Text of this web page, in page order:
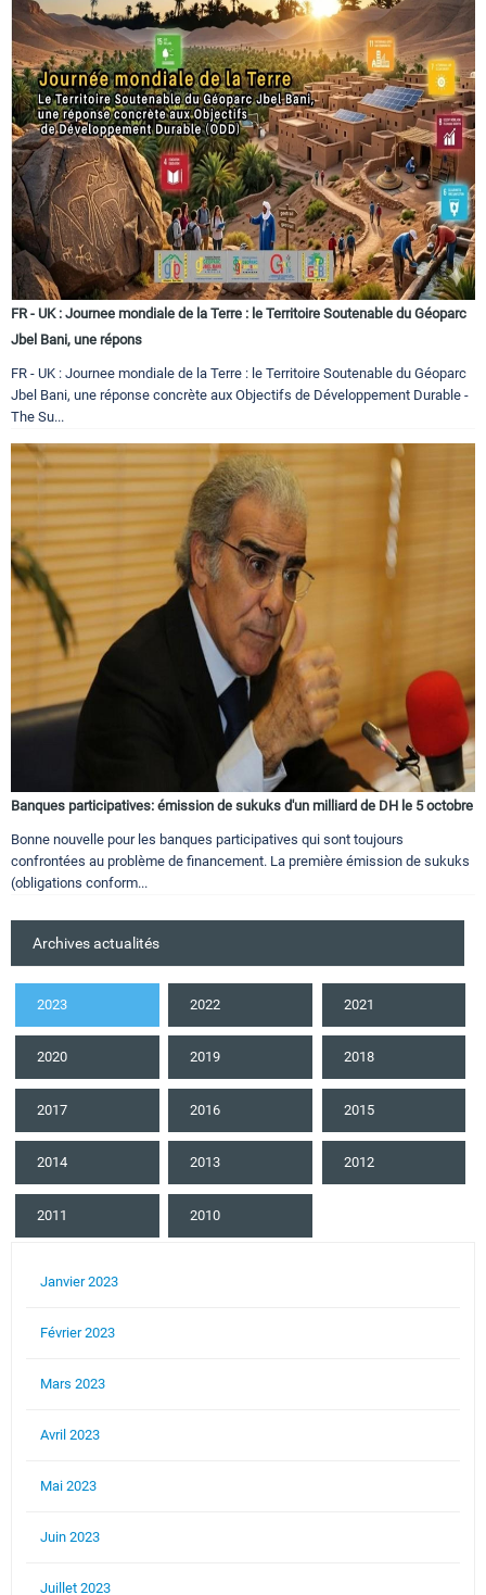
FR - UK : Journee mondiale de la Terre : le Territoire Soutenable du Géoparc
Jbel Bani, une répons
FR - UK : Journee mondiale de la Terre : le Territoire Soutenable du Géoparc
Jbel Bani, une réponse concrète aux Objectifs de Développement Durable -
The Su...
Banques participatives: émission de sukuks d'un milliard de DH le 5 octobre
Bonne nouvelle pour les banques participatives qui sont toujours
confrontées au problème de financement. La première émission de sukuks
(obligations conform...
Archives actualités
2023 2022 2021
2020 2019 2018
2017 2016 2015
2014 2013 2012
2011 2010
Janvier 2023
Février 2023
Mars 2023
Avril 2023
Mai 2023
Juin 2023
Juillet 2023